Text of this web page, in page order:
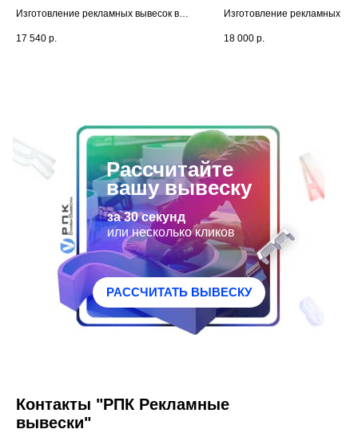
Изготовление рекламных вывесок в
Дополнительная гарантия - 2 года.
17 540 р.
косметик"
Изготовление рекламных
Дополнительная гарантия -
18 000 р.
Рассчитайте
вашу вывеску
за 30 секунд
или несколько кликов
РАССЧИТАТЬ ВЫВЕСКУ
Контакты "РПК Рекламные
вывески"